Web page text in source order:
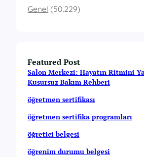
Genel (50.229)
Featured Post
Salon Merkezi: Hayatın Ritmini
Kusursuz Bakım Rehberi
öğretmen sertifikası
öğretmen sertifika programları
öğretici belgesi
öğrenim durumu belgesi